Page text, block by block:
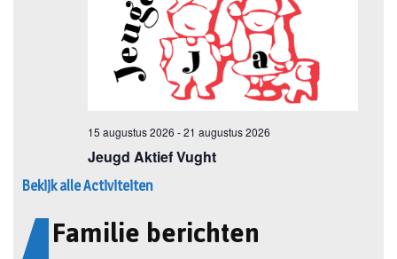
Bekijk alle Activiteiten
Familie berichten